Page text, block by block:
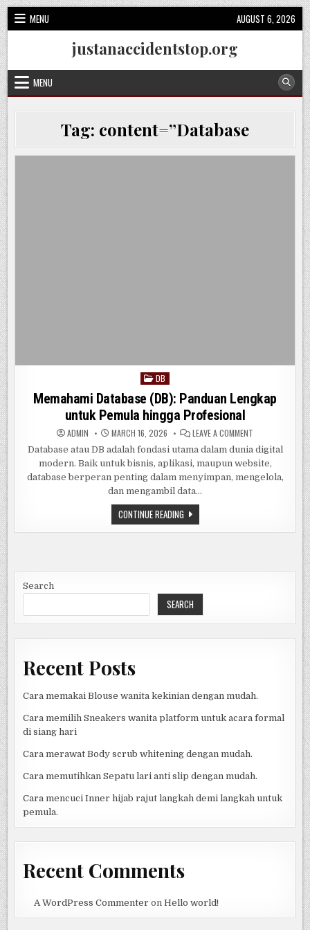
Skip
to
content
MENU AUGUST 6, 2026
justanaccidentstop.org
MENU
Tag: content=”Database
Posted
DB
Memahami Database (DB): Panduan Lengkap
untuk Pemula hingga Profesional
ADMIN MARCH 16, 2026 LEAVE A COMMENT
DATABASE
(DB):
PANDUAN
LENGKAP
UNTUK
Database atau DB adalah fondasi utama dalam dunia digital
modern. Baik untuk bisnis, aplikasi, maupun website,
database berperan penting dalam menyimpan, mengelola,
dan mengambil data…
CONTINUE READINGMEMAHAMI
DATABASE
(DB):
HINGGA
Search
SEARCH
Recent Posts
Cara memakai Blouse wanita kekinian dengan mudah.
Cara memilih Sneakers wanita platform untuk acara formal
di siang hari
Cara merawat Body scrub whitening dengan mudah.
Cara memutihkan Sepatu lari anti slip dengan mudah.
Cara mencuci Inner hijab rajut langkah demi langkah untuk
pemula.
Recent Comments
A WordPress Commenter on Hello world!